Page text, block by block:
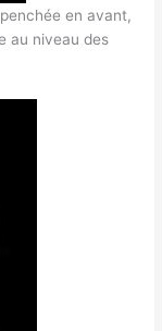
en avant,
au niveau des